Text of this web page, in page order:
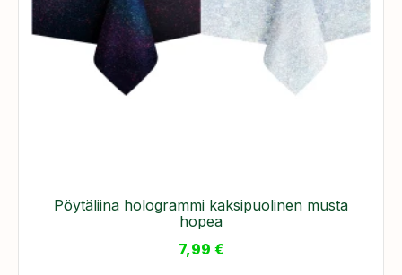
Pöytäliina hologrammi kaksipuolinen musta
hopea
7,99 €